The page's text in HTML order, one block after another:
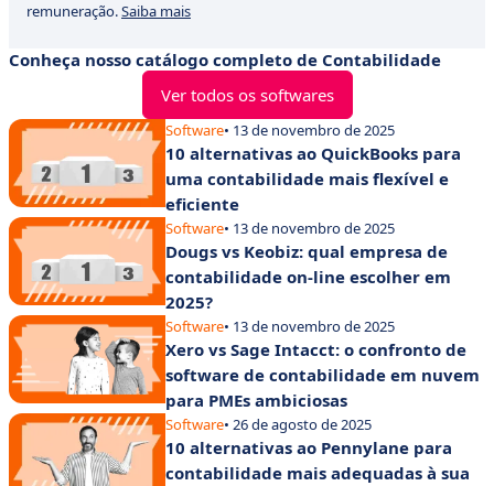
remuneração.Saiba mais
Conheça nosso catálogo completo de Contabilidade
Ver todos os softwares
Software• 13 de novembro de 2025
10 alternativas ao QuickBooks para
uma contabilidade mais flexível e
eficiente
Software• 13 de novembro de 2025
Dougs vs Keobiz: qual empresa de
contabilidade on-line escolher em
2025?
Software• 13 de novembro de 2025
Xero vs Sage Intacct: o confronto de
software de contabilidade em nuvem
para PMEs ambiciosas
Software• 26 de agosto de 2025
10 alternativas ao Pennylane para
contabilidade mais adequadas à sua